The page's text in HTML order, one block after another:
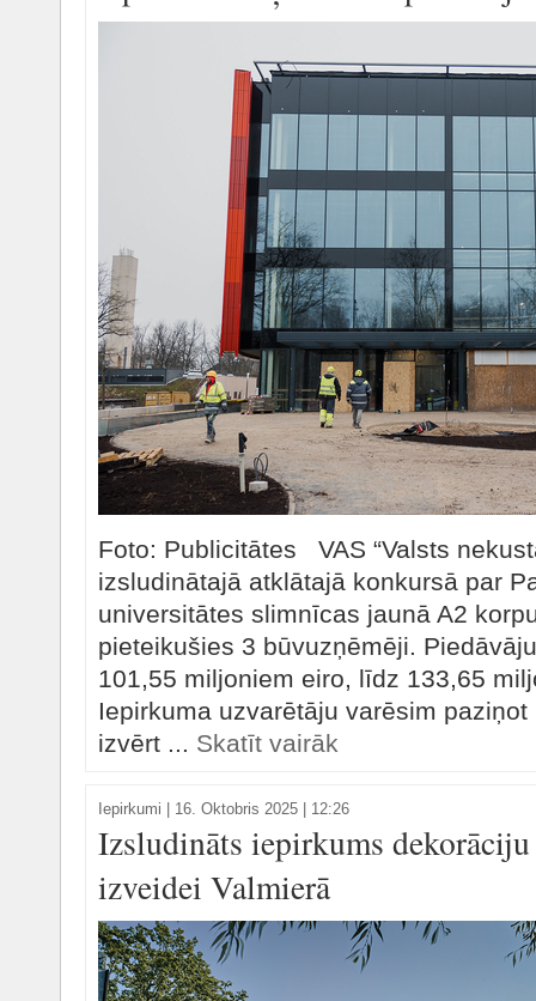
Foto: Publicitātes VAS “Valsts
izsludinātajā atklātajā konkursā par
universitātes slimnīcas jaunā A2
pieteikušies 3 būvuzņēmēji.
101,55 miljoniem eiro, līdz 133,65
Iepirkuma uzvarētāju varēsim
izvērt ... Skatīt vairāk
Iepirkumi 16. Oktobris 2025 | 12:26
Izsludināts iepirkums
izveidei Valmierā